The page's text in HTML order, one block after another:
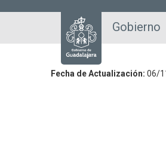
Gobierno
Fecha de Actualización: 06/